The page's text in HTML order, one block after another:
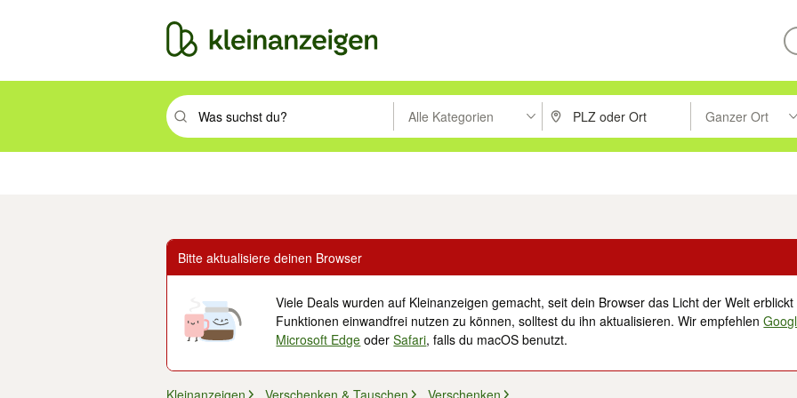
Suchbegriff eingeben. Eingabetaste drücken um zu suchen, oder Vorschläge mit den Pfeiltasten nach oben/
Alle Kategorien PLZ oder Ort eingeben. Eingabetaste
Ganzer Ort
Suche im
Bitte aktualisiere deinen Browser
Viele Deals wurden auf Kleinanzeigen gemacht, seit dein Browser das Licht der Welt
Funktionen einwandfrei nutzen zu können, solltest du ihn aktualisieren. Wir empfehlen
Microsoft Edge oderSafari, falls du macOS benutzt.
Kleinanzeigen Verschenken & Tauschen Verschenken